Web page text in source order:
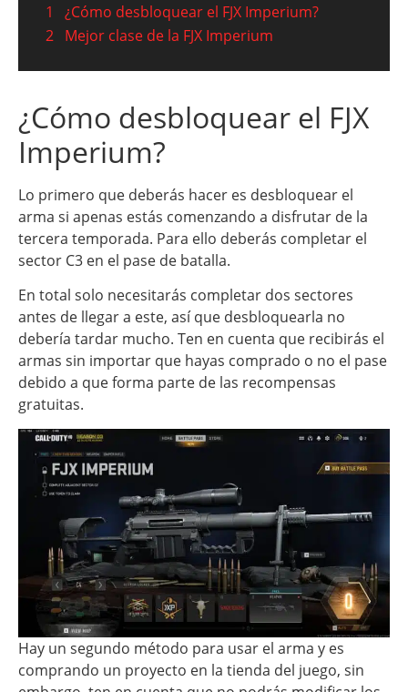
1
¿Cómo desbloquear el FJX Imperium?
2 Mejor clase de la FJX Imperium
¿Cómo desbloquear el FJX
Imperium?
Lo primero que deberás hacer es desbloquear el
arma si apenas estás comenzando a disfrutar de la
tercera temporada. Para ello deberás completar el
sector C3 en el pase de batalla.
En total solo necesitarás completar dos sectores
antes de llegar a este, así que desbloquearla no
debería tardar mucho. Ten en cuenta que recibirás el
armas sin importar que hayas comprado o no el pase
debido a que forma parte de las recompensas
gratuitas.
Hay un segundo método para usar el arma y es
comprando un proyecto en la tienda del juego, sin